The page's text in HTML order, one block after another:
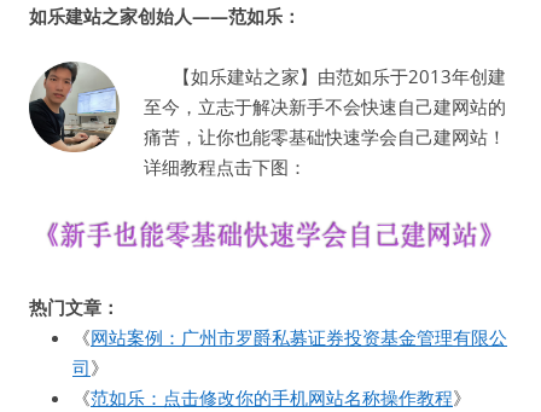
如乐建站之家创始人——范如乐：
【如乐建站之家】由范如乐于2013年创建
至今，立志于解决新手不会快速自己建网站的
痛苦，让你也能零基础快速学会自己建网站！
详细教程点击下图：
热门文章：
《网站案例：广州市罗爵私募证券投资基金管理有限公
司》
《范如乐：点击修改你的手机网站名称操作教程》